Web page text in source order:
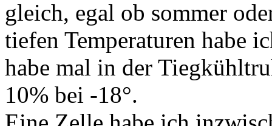
gleich, egal ob sommer
tiefen Temperaturen habe
habe mal in der
10% bei -18°.